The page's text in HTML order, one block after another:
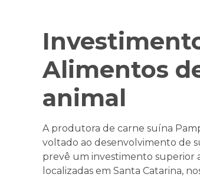
Alimentos
animal
A produtora de carne suína
voltado ao desenvolvimento de
prevê um investimento superior
localizadas em Santa Catarina,